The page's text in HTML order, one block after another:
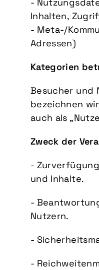
-
Inhalten,
- Meta-/
Adressen)
Kategorien
Besucher und
bezeichnen
auch als
Zweck der
-
und Inhalte.
-
Nutzern.
-
-